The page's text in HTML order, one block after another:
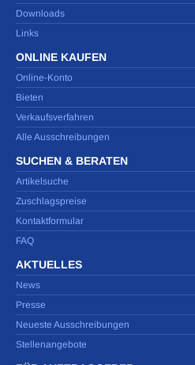
Downloads
Links
ONLINE KAUFEN
Online-Konto
Bieten
Verkaufsverfahren
Alle Ausschreibungen
SUCHEN & BERATEN
Artikelsuche
Zuschlagspreise
Kontaktformular
FAQ
AKTUELLES
News
Presse
Neueste Ausschreibungen
Stellenangebote